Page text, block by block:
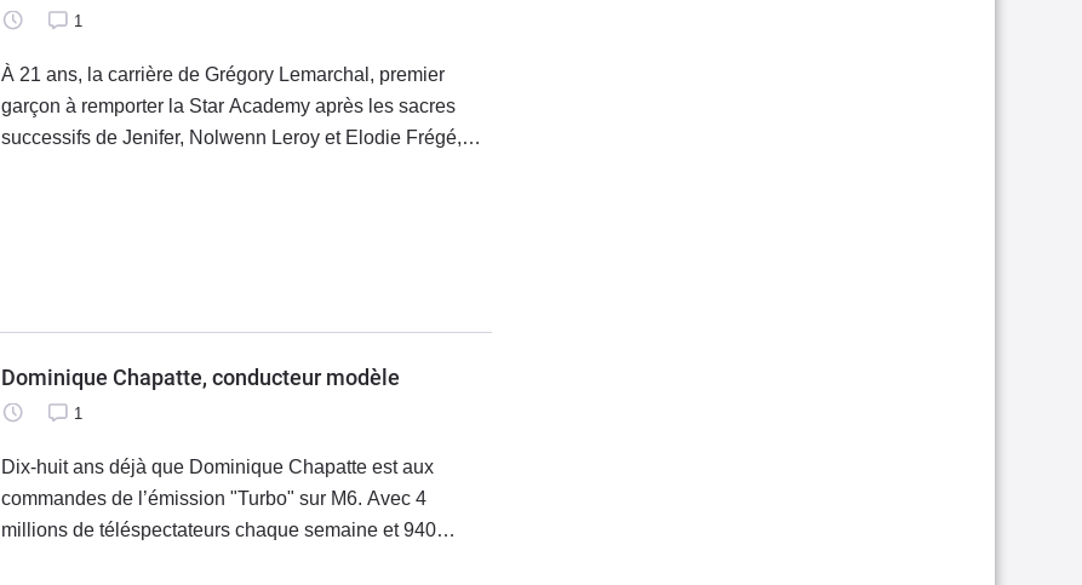
1
À 21 ans, la carrière de Grégory Lemarchal, premier
garçon à remporter la Star Academy après les sacres
successifs de Jenifer, Nolwenn Leroy et Elodie Frégé,
Dominique Chapatte, conducteur modèle
1
Dix-huit ans déjà que Dominique Chapatte est aux
commandes de l’émission "Turbo" sur M6. Avec 4
millions de téléspectateurs chaque semaine et 940